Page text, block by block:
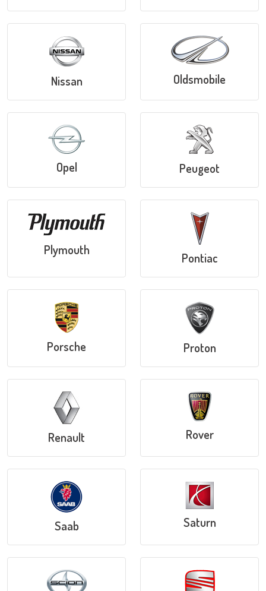
Nissan Oldsmobile
Opel Peugeot
Plymouth
Pontiac
Porsche Proton
Renault Rover
Saab Saturn